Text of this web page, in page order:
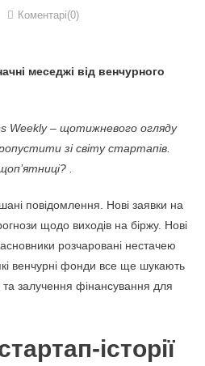
Коментарі(0)
меседжі від венчурного
Weekly – щотижневого огляду
зі світу стартапів.
.
повідомлення. Нові заявки на
щодо виходів на біржу. Нові
розчаровані нестачею
венчурні фонди все ще шукають
та залучення фінансування для
історії